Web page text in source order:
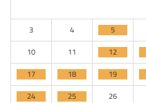
3
4 5
10
11 12
17
18 19
24
25 26